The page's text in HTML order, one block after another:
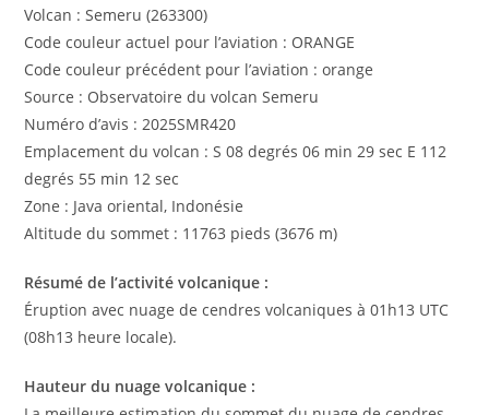
Volcan : Semeru (263300)
Code couleur actuel pour l’aviation : ORANGE
Code couleur précédent pour l’aviation : orange
Source : Observatoire du volcan Semeru
Numéro d’avis : 2025SMR420
Emplacement du volcan : S 08 degrés 06 min 29 sec E 112
degrés 55 min 12 sec
Zone : Java oriental, Indonésie
Altitude du sommet : 11763 pieds (3676 m)
Résumé de l’activité volcanique :
Éruption avec nuage de cendres volcaniques à 01h13 UTC
(08h13 heure locale).
Hauteur du nuage volcanique :